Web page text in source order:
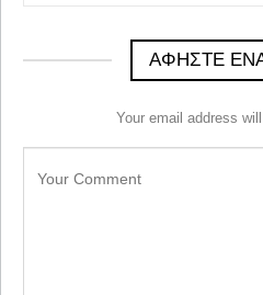
ΑΦΉΣΤΕ
Your email address